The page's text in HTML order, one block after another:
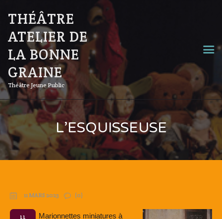
THÉÂTRE
ATELIER DE
LA BONNE
GRAINE
Théâtre Jeune Public
L’ESQUISSEUSE
11 MARS 2023 (0)
11
Marionnettes miniatures à